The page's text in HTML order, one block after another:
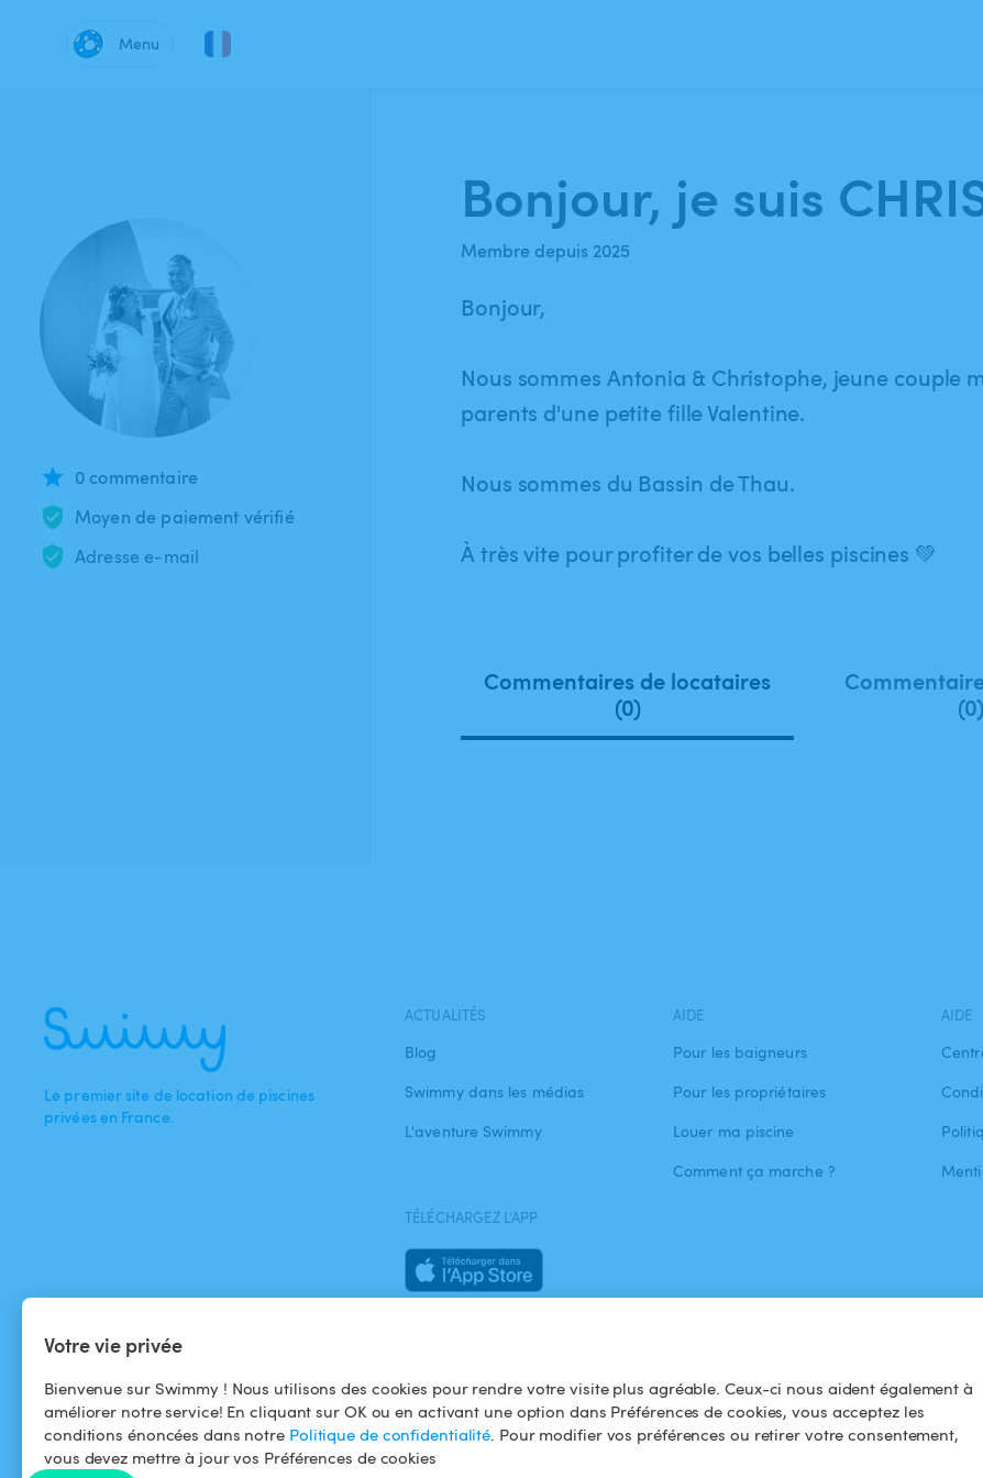
Votre vie privée
Bienvenue sur Swimmy ! Nous utilisons des cookies pour rendre votre visite plus agréable. Ceux-ci nous aident également à
améliorer notre service! En cliquant sur OK ou en activant une option dans Préférences de cookies, vous acceptez les
conditions énoncées dans notre Politique de confidentialité. Pour modifier vos préférences ou retirer votre consentement,
vous devez mettre à jour vos Préférences de cookies
Menu
0 commentaire
Moyen de paiement vérifié
Adresse e-mail
Bonjour, je suis
Membre depuis 2025
Bonjour,
Nous sommes Antonia & Christophe, jeune couple
parents d'une petite fille Valentine.
Nous sommes du Bassin de Thau.
À très vite pour profiter de vos belles piscines 💚
Commentaires de locataires
(0)
(0)
Le premier site de location de piscines
privées en France.
ACTUALITÉS
Blog
Swimmy dans les médias
L'aventure Swimmy
AIDE
Pour les baigneurs
Pour les propriétaires
Louer ma piscine
Comment ça marche ?
AIDE
TÉLÉCHARGEZ L'APP